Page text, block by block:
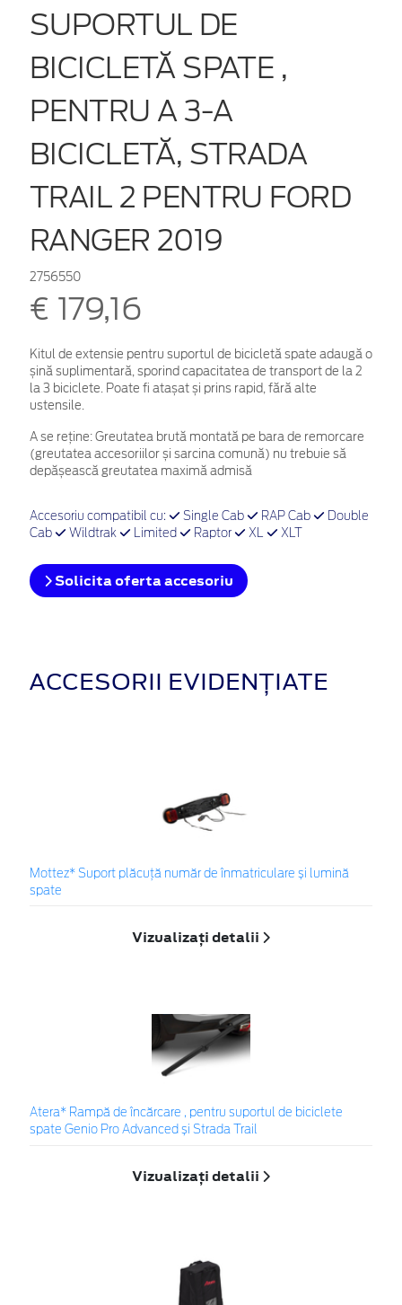
SUPORTUL DE
BICICLETĂ SPATE ,
PENTRU A 3-A
BICICLETĂ, STRADA
TRAIL 2 PENTRU FORD
RANGER 2019
2756550
€ 179,16
Kitul de extensie pentru suportul de bicicletă spate adaugă o
șină suplimentară, sporind capacitatea de transport de la 2
la 3 biciclete. Poate fi atașat și prins rapid, fără alte
ustensile.
A se reține: Greutatea brută montată pe bara de remorcare
(greutatea accesoriilor și sarcina comună) nu trebuie să
depășească greutatea maximă admisă
Accesoriu compatibil cu: Single Cab RAP Cab
Double
Cab
Wildtrak Limited Raptor XL XLT
Solicita oferta accesoriu
ACCESORII EVIDENȚIATE
Mottez* Suport plăcuță număr de înmatriculare și lumină
spate
Vizualizați detalii
Atera* Rampă de încărcare , pentru suportul de biciclete
spate Genio Pro Advanced și Strada Trail
Vizualizați detalii